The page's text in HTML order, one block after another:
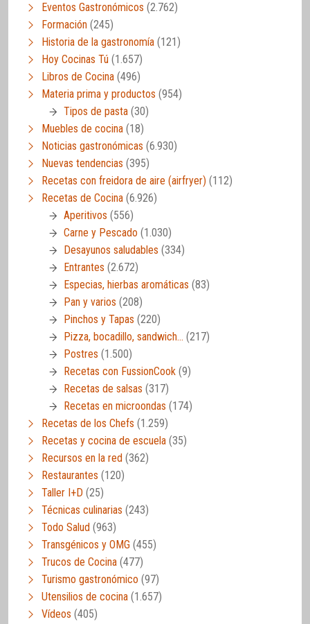
Eventos Gastronómicos (2.762)
Formación (245)
Historia de la gastronomía (121)
Hoy Cocinas Tú (1.657)
Libros de Cocina (496)
Materia prima y productos (954)
Tipos de pasta (30)
Muebles de cocina (18)
Noticias gastronómicas (6.930)
Nuevas tendencias (395)
Recetas con freidora de aire (airfryer) (112)
Recetas de Cocina (6.926)
Aperitivos (556)
Carne y Pescado (1.030)
Desayunos saludables (334)
Entrantes (2.672)
Especias, hierbas aromáticas (83)
Pan y varios (208)
Pinchos y Tapas (220)
Pizza, bocadillo, sandwich… (217)
Postres (1.500)
Recetas con FussionCook (9)
Recetas de salsas (317)
Recetas en microondas (174)
Recetas de los Chefs (1.259)
Recetas y cocina de escuela (35)
Recursos en la red (362)
Restaurantes (120)
Taller I+D (25)
Técnicas culinarias (243)
Todo Salud (963)
Transgénicos y OMG (455)
Trucos de Cocina (477)
Turismo gastronómico (97)
Utensilios de cocina (1.657)
Vídeos (405)